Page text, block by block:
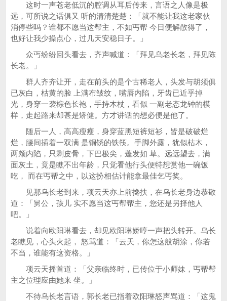
这时一声苍老低沉的腔调从耳后传来，言语之人像是极
远，可所说之话俱又 听的清清楚楚：「就不能让我这老家伙
消停些吗？谁都不愿当这帮主，不如丐帮 今日便解散得了，
也好让我少操点心，过几天安稳日子。」
众丐纷纷回头看去，齐声喊道：「拜见乌老长老，拜见陈
长老。」
群人齐齐让开，走在前头的是个古稀老人，头发与胡须俱
已灰白，枯黄的脸 上满布皱纹，嘴唇内陷，牙齿已近乎掉
光，身穿一袭棕色长袍，手持木杖，看似 一副老态龙钟的模
样，走起路来却甚是矫健。方才讲话的想必便是他了。
随后一人，高高瘦瘦，身穿蓝黑短裤短衫，皆是破破烂
烂，腰间插着一双满 是铜锈的铁筷。手脚外露，犹似枯木，
两颊内陷，只剩皮骨，下巴极尖，蓬发如 草。远远望去，满
面灰土，竟是瞧不出年龄，只觉看他行头便特想赏他一碗饭
吃， 而在丐帮之中，以这扮相估计能拿最佳乞丐奖。
见那乌长老到来，项云天亦上前搀扶，在乌长老身边恭敬
道：「舅公，孩儿 实不愿当这丐帮帮主，您还是另择他人
吧。」
说着向欧阳琳看去，却见欧阳琳娇哼一声把头转开。乌长
老瞧见，心头火起， 怒骂道：「云天，你怎这般胡涂，你若
不当，谁能有这资格。」
项云天摇首道：「父亲临终时，已传位于小师妹，丐帮帮
主之位理应由她来 坐。」
不待乌长老言语，郭长老已指着欧阳琳怒声骂道：「这鬼